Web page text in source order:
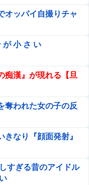
オッパイ自撮りチャ
が 小 さ い
痴漢』が現れる【旦
奪われた女の子の反
きなり『顔面発射』
すぎる昔のアイドル